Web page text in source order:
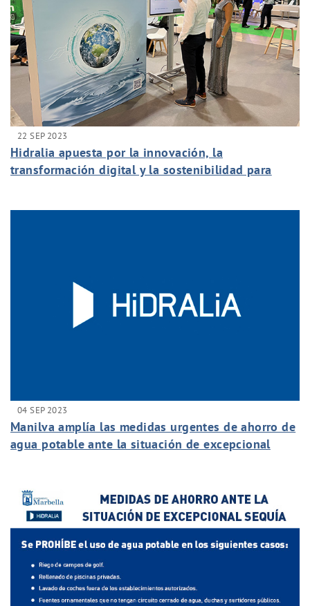
22 SEP 2023
Hidralia apuesta por la innovación, la
transformación digital y la sostenibilidad para
04 SEP 2023
Manilva amplía las medidas urgentes de ahorro de
agua potable ante la situación de excepcional